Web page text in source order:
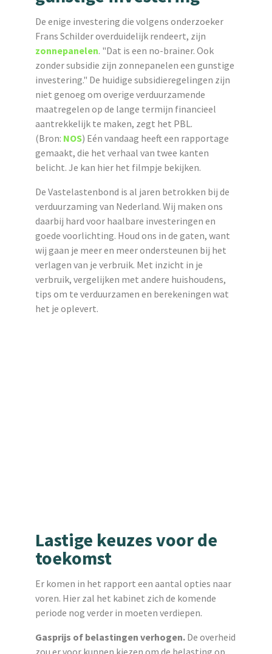
De enige investering die volgens onderzoeker
Frans Schilder overduidelijk rendeert, zijn
zonnepanelen. "Dat is een no-brainer. Ook
zonder subsidie zijn zonnepanelen een gunstige
investering." De huidige subsidieregelingen zijn
niet genoeg om overige verduurzamende
maatregelen op de lange termijn financieel
aantrekkelijk te maken, zegt het PBL.
(Bron: NOS) Eén vandaag heeft een rapportage
gemaakt, die het verhaal van twee kanten
belicht. Je kan hier het filmpje bekijken.
De Vastelastenbond is al jaren betrokken bij de
verduurzaming van Nederland. Wij maken ons
daarbij hard voor haalbare investeringen en
goede voorlichting. Houd ons in de gaten, want
wij gaan je meer en meer ondersteunen bij het
verlagen van je verbruik. Met inzicht in je
verbruik, vergelijken met andere huishoudens,
tips om te verduurzamen en berekeningen wat
het je oplevert.
Lastige keuzes voor de
toekomst
Er komen in het rapport een aantal opties naar
voren. Hier zal het kabinet zich de komende
periode nog verder in moeten verdiepen.
Gasprijs of belastingen verhogen.De overheid
zou er voor kunnen kiezen om de belasting op